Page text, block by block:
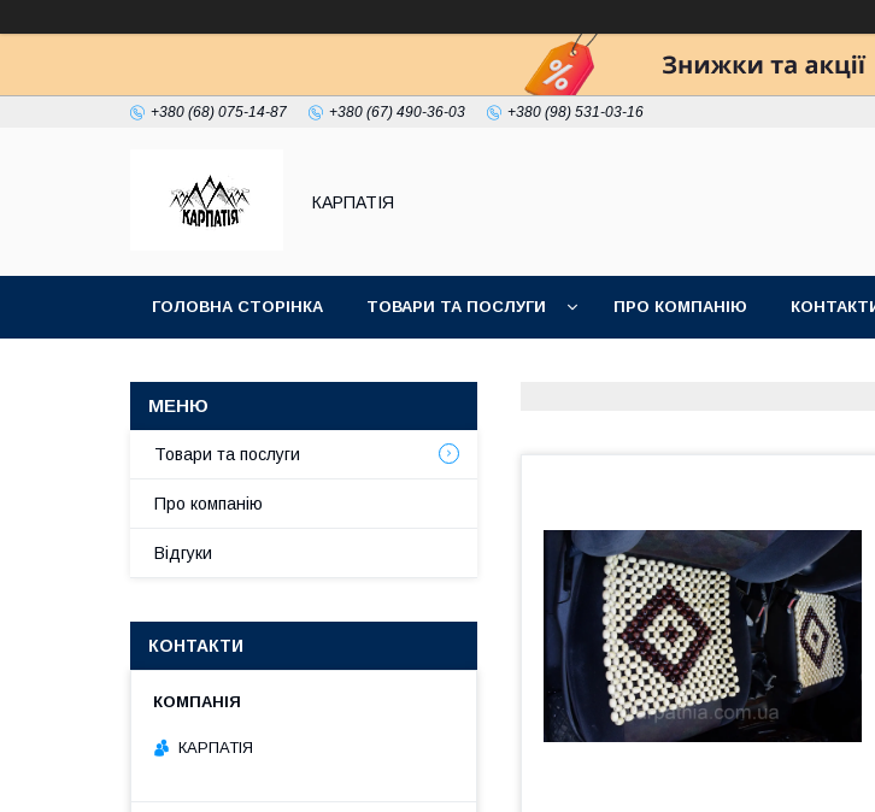
+380 (68) 075-14-87 +380 (67) 490-36-03 +380 (98) 531-03-16
КАРПАТІЯ
ГОЛОВНА СТОРІНКА ТОВАРИ ТА ПОСЛУГИ ПРО КОМПАНІЮ
Товари та послуги
Про компанію
Відгуки
КОНТАКТИ
КАРПАТІЯ